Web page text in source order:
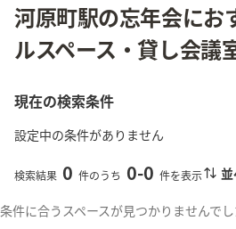
河原町駅の忘年会にお
ルスペース・貸し会議
現在の検索条件
設定中の条件がありません
検索結果 0 件のうち 0-0 件を表示
条件に合うスペースが見つかりませんでし